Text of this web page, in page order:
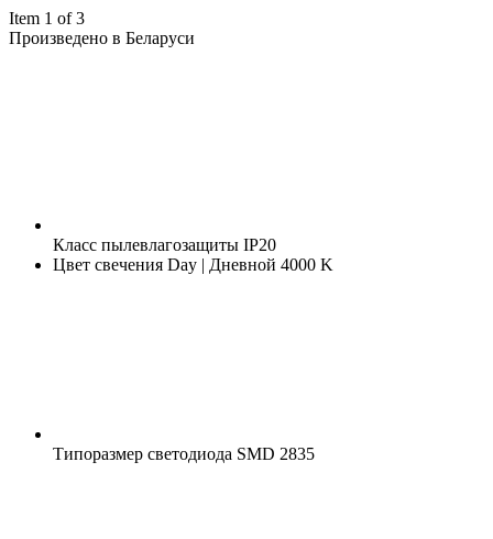
Item 1 of 3
Произведено в Беларуси
Класс пылевлагозащиты IP20
Цвет свечения Day | Дневной 4000 K
Типоразмер светодиода SMD 2835